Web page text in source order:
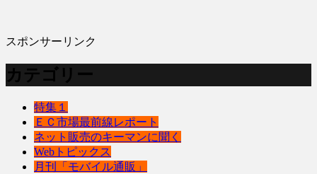
スポンサーリンク
カテゴリー
特集１
ＥＣ市場最前線レポート
ネット販売のキーマンに聞く
Webトピックス
月刊「モバイル通販」